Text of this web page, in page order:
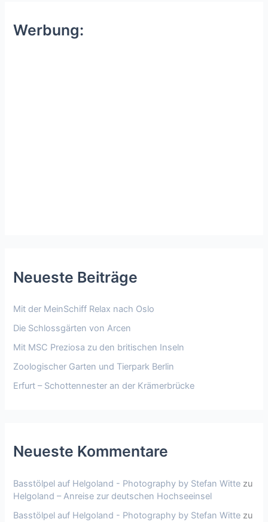
Werbung:
Neueste Beiträge
Mit der MeinSchiff Relax nach Oslo
Die Schlossgärten von Arcen
Mit MSC Preziosa zu den britischen Inseln
Zoologischer Garten und Tierpark Berlin
Erfurt – Schottennester an der Krämerbrücke
Neueste Kommentare
Basstölpel auf Helgoland - Photography by Stefan Witte zu
Helgoland – Anreise zur deutschen Hochseeinsel
Basstölpel auf Helgoland - Photography by Stefan Witte zu